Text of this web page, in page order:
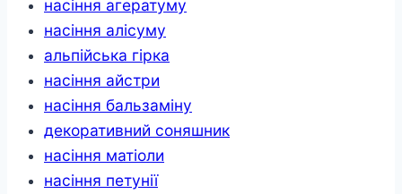
насіння агератуму
насіння алісуму
альпійська гірка
насіння айстри
насіння бальзаміну
декоративний соняшник
насіння матіоли
насіння петунії